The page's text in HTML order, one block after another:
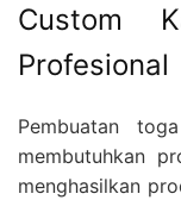
Custom
Profesional
Pembuatan
membutuhkan
menghasilkan